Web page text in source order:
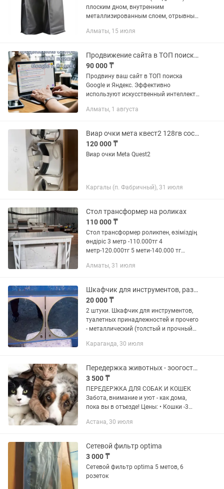
плоским дном, внутренним
металлизированным слоем, отрывным
черный (матовый), белый (матовый).
или...
Алматы, 15 июля
Продвижение сайта в ТОП поиска Google и Яндекс. Контекстная реклама
90 000 ₸
Продвину ваш сайт в ТОП поиска
Google и Яндекс. Эффективно
используют искусственный интеллект,
оптимизации сайтов. Все
в ТОП выдачи...
Алматы, 1 августа
Виар очки мета квест2 128гв состояние Идеально
120 000 ₸
Виар очки Meta Quest2
Каргалы (п. Фабричный), 31 июля
Стол трансформер на роликах
110 000 ₸
Стол трансформер роликпен, өзіміздің
өндіріс 3 метр -110.000тг 4
метр-120.000тг 5 мети-140.000 тг
Қазақстан бойынша бар Ножкасы 3ка
Алматы, 31 июля
Шкафчик для инструментов, различных принадлежностей и пр. мет. с зеркалами.
20 000 ₸
2 штуки. Шкафчик для инструментов,
туалетных принадлежностей и прочего
- металлический (толстый и прочный
зеркалами. 3 полки, регулируемые по
Караганда, 30 июля
Передержка животных - зоогостиница
3 500 ₸
ПЕРЕДЕРЖКА ДЛЯ СОБАК И КОШЕК
Забота, внимание и уют - как дома,
пока вы в отъезде! Цены: • Кошки -3
Условия: -Теплое, чистое
Астана, 30 июля
Сетевой фильтр optima
3 000 ₸
Сетевой фильтр optima 5 метов, 6
розеток